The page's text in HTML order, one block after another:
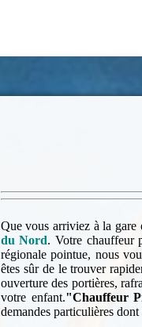
Que vous arriviez à la gare
du Nord. Votre chauffeur
régionale pointue, nous
êtes sûr de le trouver
ouverture des portières,
votre enfant."Chauffeur
demandes particulières